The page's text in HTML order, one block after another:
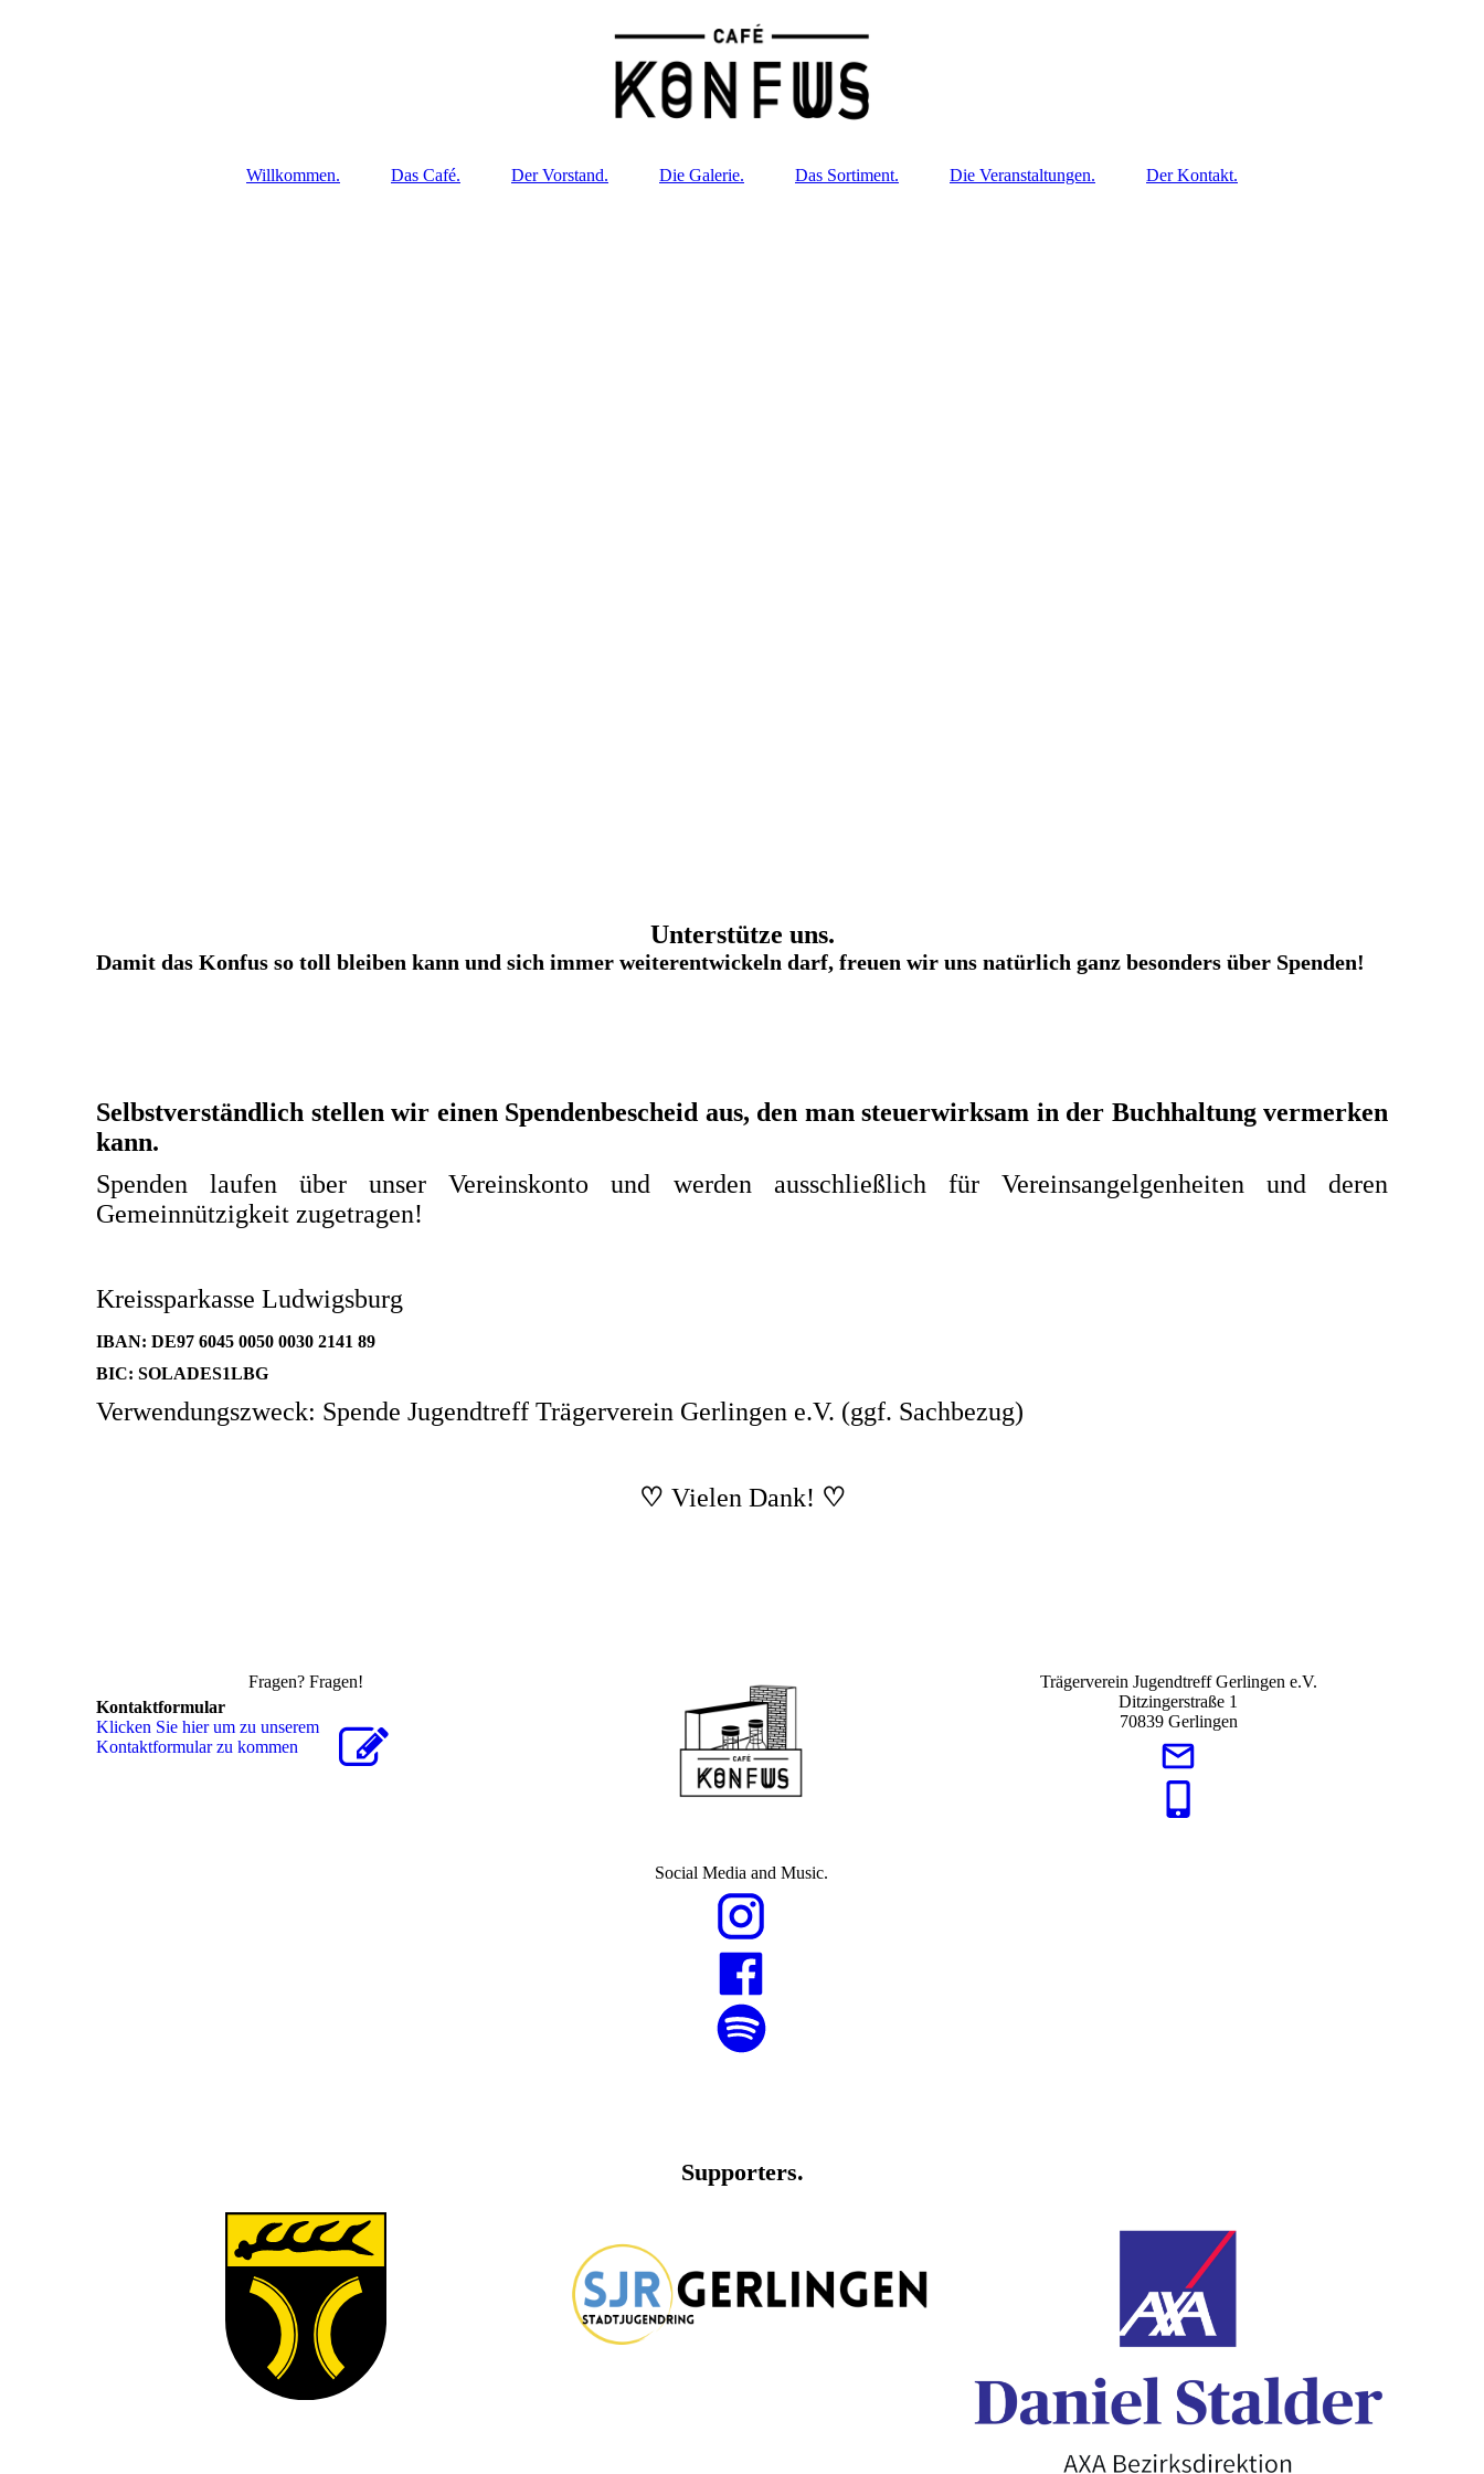
Willkommen. Das Café. Der Vorstand. Die Galerie. Das Sortiment. Die Veranstaltungen. Der Kontakt.
Unterstütze uns.
Damit das Konfus so toll bleiben kann und sich immer weiterentwickeln darf, freuen wir uns natürlich ganz besonders über Spenden!
Selbstverständlich stellen wir einen Spendenbescheid aus, den man steuerwirksam in der Buchhaltung vermerken
kann.
Spenden laufen über unser Vereinskonto und werden ausschließlich für Vereinsangelgenheiten und deren
Gemeinnützigkeit zugetragen!
Kreissparkasse Ludwigsburg
IBAN: DE97 6045 0050 0030 2141 89
BIC: SOLADES1LBG
Verwendungszweck: Spende Jugendtreff Trägerverein Gerlingen e.V. (ggf. Sachbezug)
♡ Vielen Dank! ♡
Fragen? Fragen!
Kontaktformular
Klicken Sie hier um zu unserem
Kon­takt­for­mu­lar zu kommen
Trägerverein Jugendtreff Gerlingen e.V.
Ditzingerstraße 1
70839 Gerlingen
Social Media and Music.
Supporters.